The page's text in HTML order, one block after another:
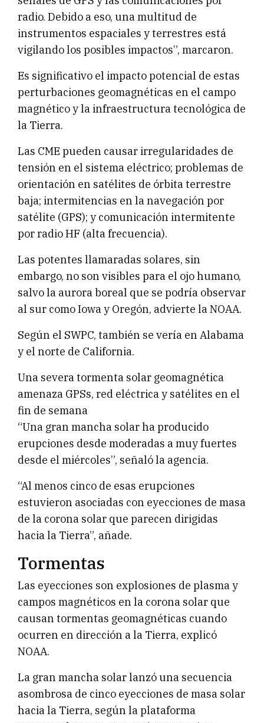
radio. Debido a eso, una multitud de
instrumentos espaciales y terrestres está
vigilando los posibles impactos”, marcaron.
Es significativo el impacto potencial de estas
perturbaciones geomagnéticas en el campo
magnético y la infraestructura tecnológica de
la Tierra.
Las CME pueden causar irregularidades de
tensión en el sistema eléctrico; problemas de
orientación en satélites de órbita terrestre
baja; intermitencias en la navegación por
satélite (GPS); y comunicación intermitente
por radio HF (alta frecuencia).
Las potentes llamaradas solares, sin
embargo, no son visibles para el ojo humano,
salvo la aurora boreal que se podría observar
al sur como Iowa y Oregón, advierte la NOAA.
Según el SWPC, también se vería en Alabama
y el norte de California.
Una severa tormenta solar geomagnética
amenaza GPSs, red eléctrica y satélites en el
fin de semana
“Una gran mancha solar ha producido
erupciones desde moderadas a muy fuertes
desde el miércoles”, señaló la agencia.
“Al menos cinco de esas erupciones
estuvieron asociadas con eyecciones de masa
de la corona solar que parecen dirigidas
hacia la Tierra”, añade.
Tormentas
Las eyecciones son explosiones de plasma y
campos magnéticos en la corona solar que
causan tormentas geomagnéticas cuando
ocurren en dirección a la Tierra, explicó
NOAA.
La gran mancha solar lanzó una secuencia
asombrosa de cinco eyecciones de masa solar
hacia la Tierra, según la plataforma